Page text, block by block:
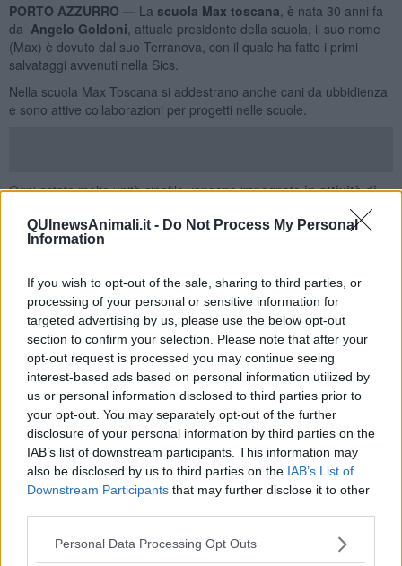
QUInewsAnimali.it - Do Not Process My Personal
Information
If you wish to opt-out of the sale, sharing to third parties, or
processing of your personal or sensitive information for
targeted advertising by us, please use the below opt-out
section to confirm your selection. Please note that after your
opt-out request is processed you may continue seeing
interest-based ads based on personal information utilized by
us or personal information disclosed to third parties prior to
your opt-out. You may separately opt-out of the further
disclosure of your personal information by third parties on the
IAB’s list of downstream participants. This information may
also be disclosed by us to third parties on the IAB’s List of
Downstream Participants that may further disclose it to other
Personal Data Processing Opt Outs
PORTO AZZURRO — La scuola Max toscana , è nata 30 anni fa
da Angelo Goldoni , attuale presidente della scuola, il suo nome
(Max) è dovuto dal suo Terranova, con il quale ha fatto i primi
salvataggi avvenuti nella Sics.
Nella scuola Max Toscana si addestrano anche cani da ubbidienza
e sono attive collaborazioni per progetti nelle scuole.
Ogni estate molte unità cinofile vengono impegnatein attività di
centinaia di
vite sono state salvategrazie al loro intervento.
alternato allaspiaggia di Barbarossa e di Realecon il cane di
nome Laky, un Golden Retriever di anni tre che ha conseguito il
brevetto di cane da salvataggio facendo regolare corso con la sua
conduttriceGiulia Galletti presso la Scuola Max di Marina di
Massa.